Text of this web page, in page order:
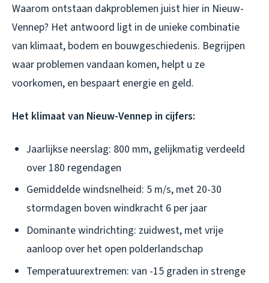
Waarom ontstaan dakproblemen juist hier in Nieuw-
Vennep? Het antwoord ligt in de unieke combinatie
van klimaat, bodem en bouwgeschiedenis. Begrijpen
waar problemen vandaan komen, helpt u ze
voorkomen, en bespaart energie en geld.
Het klimaat van Nieuw-Vennep in cijfers:
Jaarlijkse neerslag: 800 mm, gelijkmatig verdeeld
over 180 regendagen
Gemiddelde windsnelheid: 5 m/s, met 20-30
stormdagen boven windkracht 6 per jaar
Dominante windrichting: zuidwest, met vrije
aanloop over het open polderlandschap
Temperatuurextremen: van -15 graden in strenge